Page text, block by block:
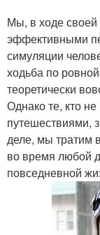
Мы, в ходе своей
эффективными
симуляции
ходьба по
теоретически
Однако те, кто
путешествиями,
деле, мы тратим
во время любой
повседневной